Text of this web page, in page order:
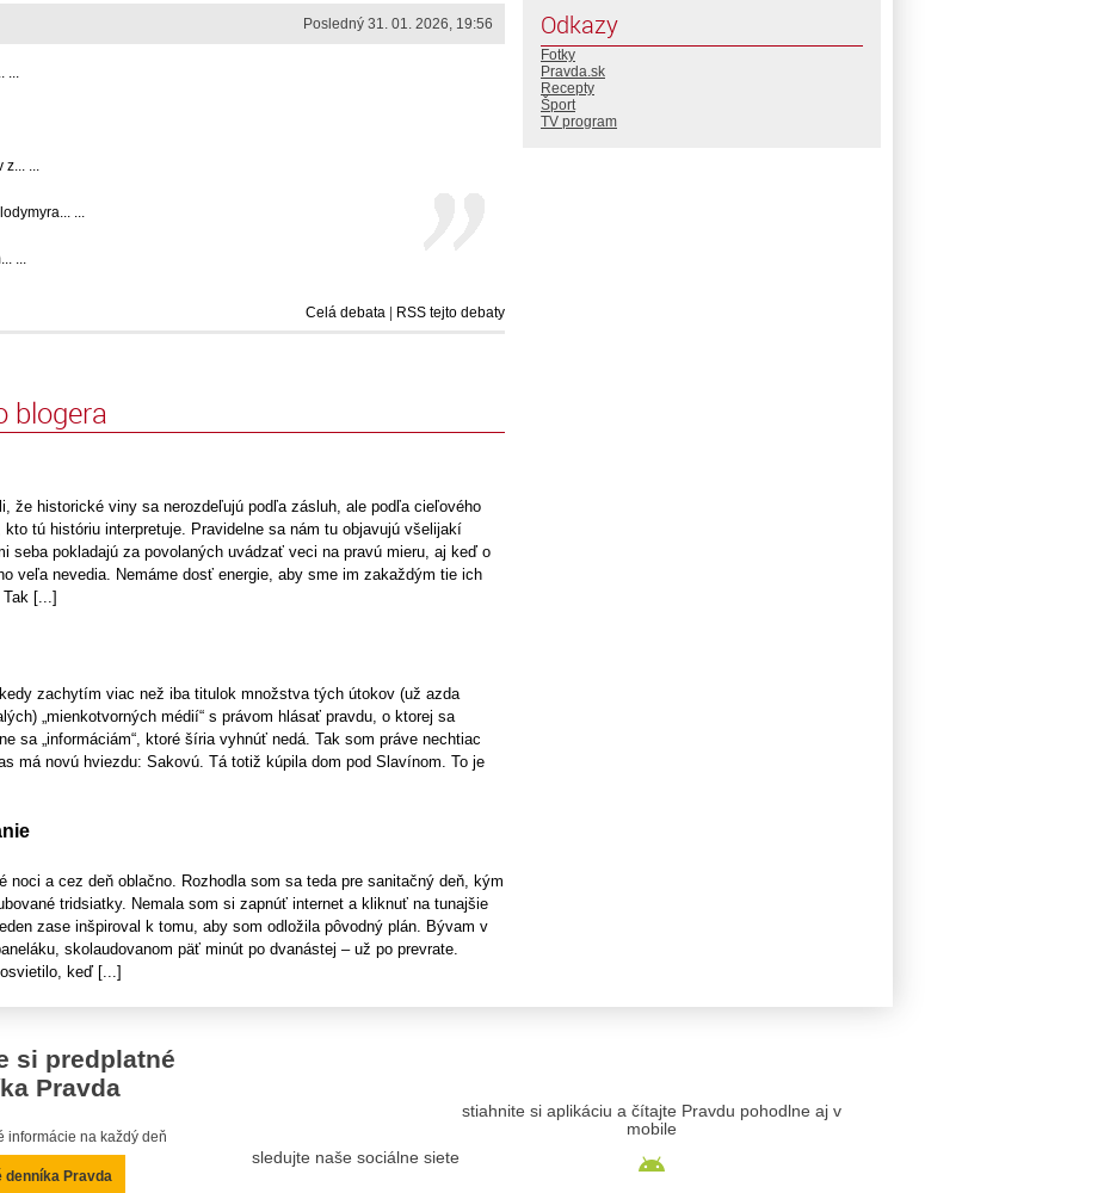
Posledný 31. 01. 2026, 19:56
...
...
...
Celá debata | RSS tejto debaty
blogera
že historické viny sa nerozdeľujú podľa zásluh, ale podľa cieľového
kto tú históriu interpretuje. Pravidelne sa nám tu objavujú všelijakí
seba pokladajú za povolaných uvádzať veci na pravú mieru, aj keď o
veľa nevedia. Nemáme dosť energie, aby sme im zakaždým tie ich
[...]
zachytím viac než iba titulok množstva tých útokov (už azda
„mienkotvorných médií“ s právom hlásať pravdu, o ktorej sa
sa „informáciám“, ktoré šíria vyhnúť nedá. Tak som práve nechtiac
má novú hviezdu: Sakovú. Tá totiž kúpila dom pod Slavínom. To je
noci a cez deň oblačno. Rozhodla som sa teda pre sanitačný deň, kým
tridsiatky. Nemala som si zapnúť internet a kliknuť na tunajšie
zase inšpiroval k tomu, aby som odložila pôvodný plán. Bývam v
skolaudovanom päť minút po dvanástej – už po prevrate.
keď [...]
Odkazy
Fotky
Pravda.sk
Recepty
Šport
TV program
si predplatné
Pravda
informácie na každý deň
denníka Pravda
sledujte naše sociálne siete
stiahnite si aplikáciu a čítajte Pravdu pohodlne aj v
mobile